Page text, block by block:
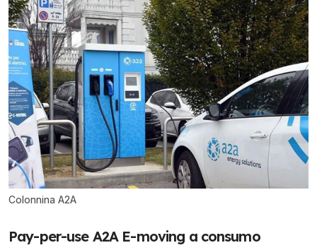
Colonnina A2A
Pay-per-use A2A E-moving a consumo